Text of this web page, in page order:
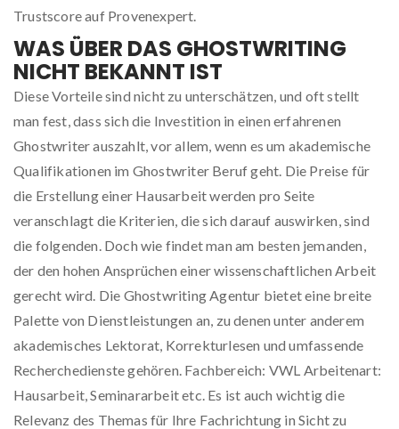
Trustscore auf Provenexpert.
WAS ÜBER DAS GHOSTWRITING
NICHT BEKANNT IST
Diese Vorteile sind nicht zu unterschätzen, und oft stellt
man fest, dass sich die Investition in einen erfahrenen
Ghostwriter auszahlt, vor allem, wenn es um akademische
Qualifikationen im Ghostwriter Beruf geht. Die Preise für
die Erstellung einer Hausarbeit werden pro Seite
veranschlagt die Kriterien, die sich darauf auswirken, sind
die folgenden. Doch wie findet man am besten jemanden,
der den hohen Ansprüchen einer wissenschaftlichen Arbeit
gerecht wird. Die Ghostwriting Agentur bietet eine breite
Palette von Dienstleistungen an, zu denen unter anderem
akademisches Lektorat, Korrekturlesen und umfassende
Recherchedienste gehören. Fachbereich: VWL Arbeitenart:
Hausarbeit, Seminararbeit etc. Es ist auch wichtig die
Relevanz des Themas für Ihre Fachrichtung in Sicht zu